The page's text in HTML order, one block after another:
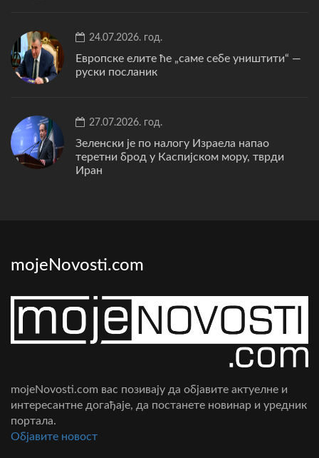
24.07.2026. год.
Европске елите ће „саме себе уништити“ —
руски посланик
27.07.2026. год.
Зеленски је по налогу Израела напао
теретни брод у Каспијском мору, тврди
Иран
mojeNovosti.com
mojeNovosti.com вас позивају да објавите актуелне и
интересантне догађаје, да постанете новинар и уредник
портала.
Oбјавите новост